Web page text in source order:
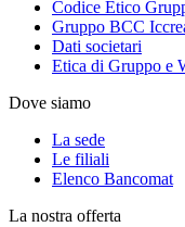
Codice Etico
Gruppo BCC
Dati societari
Etica di Gruppo e
Dove siamo
La sede
Le filiali
Elenco Bancomat
La nostra offerta